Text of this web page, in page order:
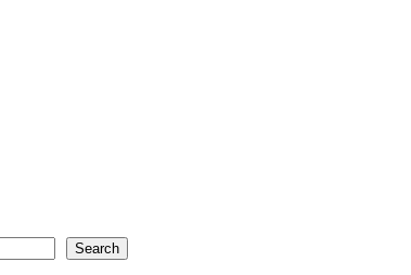
Search